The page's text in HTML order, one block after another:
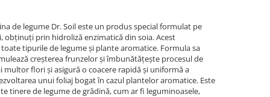
de legume Dr. Soil este un produs special formulat pe
obținuți prin hidroliză enzimatică din soia. Acest
tipurile de legume și plante aromatice. Formula sa
creșterea frunzelor și îmbunătățește procesul de
flori și asigură o coacere rapidă și uniformă a
unui foliaj bogat în cazul plantelor aromatice. Este
tinere de legume de grădină, cum ar fi leguminoasele,